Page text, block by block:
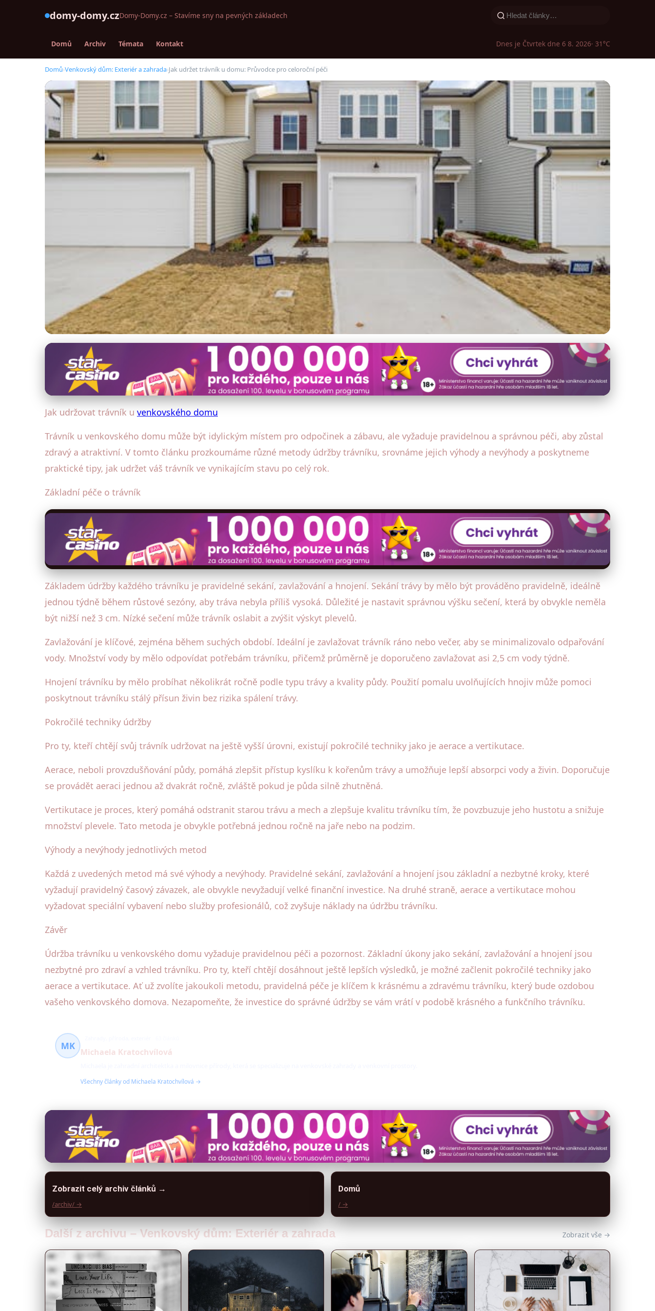
domy-domy.czDomy-Domy.cz – Stavíme sny na pevných základech
Domů Archiv Témata Kontakt Dnes je Čtvrtek dne 6 8. 2026· 31°C
Domů›Venkovský dům: Exteriér a zahrada›Jak udržet trávník u domu: Průvodce pro celoroční péči
Venkovský dům: Exteriér a zahrada
Jak udržet trávník u domu: Průvodce pro celoroční péči
16. 11. 2025· 4 min čtení · Autor: Michaela Kratochvílová
Jak udržovat trávník u venkovského domu
Trávník u venkovského domu může být idylickým místem pro odpočinek a zábavu, ale vyžaduje pravidelnou a správnou péči, aby zůstal
zdravý a atraktivní. V tomto článku prozkoumáme různé metody údržby trávníku, srovnáme jejich výhody a nevýhody a poskytneme
praktické tipy, jak udržet váš trávník ve vynikajícím stavu po celý rok.
Základní péče o trávník
Základem údržby každého trávníku je pravidelné sekání, zavlažování a hnojení. Sekání trávy by mělo být prováděno pravidelně, ideálně
jednou týdně během růstové sezóny, aby tráva nebyla příliš vysoká. Důležité je nastavit správnou výšku sečení, která by obvykle neměla
být nižší než 3 cm. Nízké sečení může trávník oslabit a zvýšit výskyt plevelů.
Zavlažování je klíčové, zejména během suchých období. Ideální je zavlažovat trávník ráno nebo večer, aby se minimalizovalo odpařování
vody. Množství vody by mělo odpovídat potřebám trávníku, přičemž průměrně je doporučeno zavlažovat asi 2,5 cm vody týdně.
Hnojení trávníku by mělo probíhat několikrát ročně podle typu trávy a kvality půdy. Použití pomalu uvolňujících hnojiv může pomoci
poskytnout trávníku stálý přísun živin bez rizika spálení trávy.
Pokročilé techniky údržby
Pro ty, kteří chtějí svůj trávník udržovat na ještě vyšší úrovni, existují pokročilé techniky jako je aerace a vertikutace.
Aerace, neboli provzdušňování půdy, pomáhá zlepšit přístup kyslíku k kořenům trávy a umožňuje lepší absorpci vody a živin. Doporučuje
se provádět aeraci jednou až dvakrát ročně, zvláště pokud je půda silně zhutněná.
Vertikutace je proces, který pomáhá odstranit starou trávu a mech a zlepšuje kvalitu trávníku tím, že povzbuzuje jeho hustotu a snižuje
množství plevele. Tato metoda je obvykle potřebná jednou ročně na jaře nebo na podzim.
Výhody a nevýhody jednotlivých metod
Každá z uvedených metod má své výhody a nevýhody. Pravidelné sekání, zavlažování a hnojení jsou základní a nezbytné kroky, které
vyžadují pravidelný časový závazek, ale obvykle nevyžadují velké finanční investice. Na druhé straně, aerace a vertikutace mohou
vyžadovat speciální vybavení nebo služby profesionálů, což zvyšuje náklady na údržbu trávníku.
Závěr
Údržba trávníku u venkovského domu vyžaduje pravidelnou péči a pozornost. Základní úkony jako sekání, zavlažování a hnojení jsou
nezbytné pro zdraví a vzhled trávníku. Pro ty, kteří chtějí dosáhnout ještě lepších výsledků, je možné začlenit pokročilé techniky jako
aerace a vertikutace. Ať už zvolíte jakoukoli metodu, pravidelná péče je klíčem k krásnému a zdravému trávníku, který bude ozdobou
vašeho venkovského domova. Nezapomeňte, že investice do správné údržby se vám vrátí v podobě krásného a funkčního trávníku.
MK
Michaela Kratochvílová
Všechny články od Michaela Kratochvílová →
Zobrazit celý archiv článků →
/archiv/ →
Domů
/ →
Další z archivu – Venkovský dům: Exteriér a zahrada Zobrazit vše →